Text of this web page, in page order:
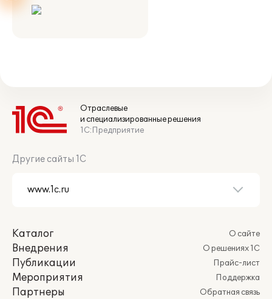
Отраслевые
и специализированные решения
1С:Предприятие
Другие сайты 1С
Каталог
Внедрения
Публикации
Мероприятия
Партнеры
О сайте
О решениях 1С
Прайс-лист
Поддержка
Обратная связь